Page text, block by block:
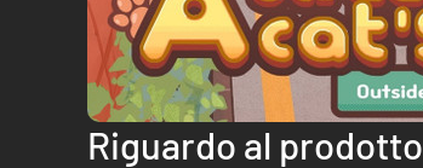
Riguardo al prodotto